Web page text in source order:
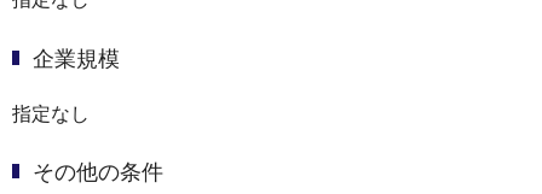
企業規模
指定なし
その他の条件